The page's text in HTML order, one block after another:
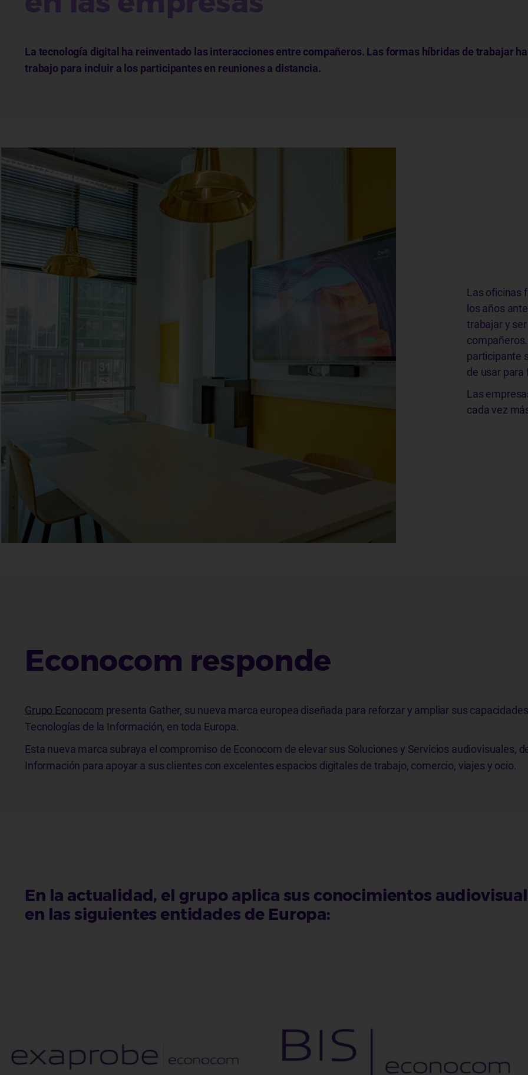
La tecnología digital ha reinventado las interacciones entre compañeros. Las formas híbridas de trabajar
trabajo para incluir a los participantes en reuniones a distancia.
Las oficinas
los años
trabajar y
participante
de usar
Las
cada vez
Econocom responde
Grupo Econocom presenta Gather, su nueva marca europea diseñada para reforzar y ampliar sus
Tecnologías de la Información, en toda Europa.
Esta nueva marca subraya el compromiso de Econocom de elevar sus Soluciones y Servicios audiovisuales,
Información para apoyar a sus clientes con excelentes espacios digitales de trabajo, comercio, viajes y ocio.
En la actualidad, el grupo aplica sus conocimientos
en las siguientes entidades de Europa: